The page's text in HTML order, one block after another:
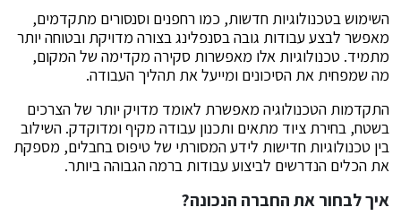
השימוש בטכנולוגיות חדשות, כמו רחפנים וסנסורים מתקדמים,
מאפשר לבצע עבודות גובה בסנפלינג בצורה מדויקת ובטוחה יותר
מתמיד. טכנולוגיות אלו מאפשרות סקירה מקדימה של המקום,
מה שמפחית את הסיכונים ומייעל את תהליך העבודה.
התקדמות הטכנולוגיה מאפשרת לאומד מדויק יותר של הצרכים
בשטח, בחירת ציוד מתאים ותכנון עבודה מקיף ומדוקדק. השילוב
בין טכנולוגיות חדישות לידע המסורתי של טיפוס בחבלים, מספקת
את הכלים הנדרשים לביצוע עבודות ברמה הגבוהה ביותר.
איך לבחור את החברה הנכונה?